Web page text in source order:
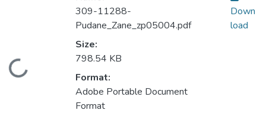
Loading...
309-11288-
Pudane_Zane_zp05004.pdf
Size:
798.54 KB
Format:
Adobe Portable Document
Format
Down
load